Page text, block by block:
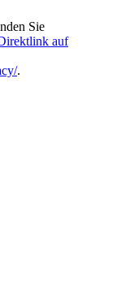
Sie
auf
.